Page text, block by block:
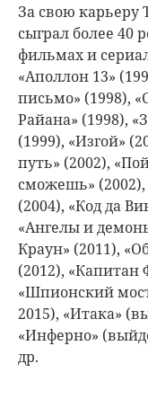
За свою карьеру
сыграл более 40
фильмах и
«Аполлон 13»
письмо» (1998),
Райана» (1998),
(1999), «Изгой»
путь» (2002),
сможешь»
(2004), «Код да
«Ангелы и
Краун» (2011),
(2012), «Капитан
«Шпионский
2015), «Итака»
«Инферно»
др.